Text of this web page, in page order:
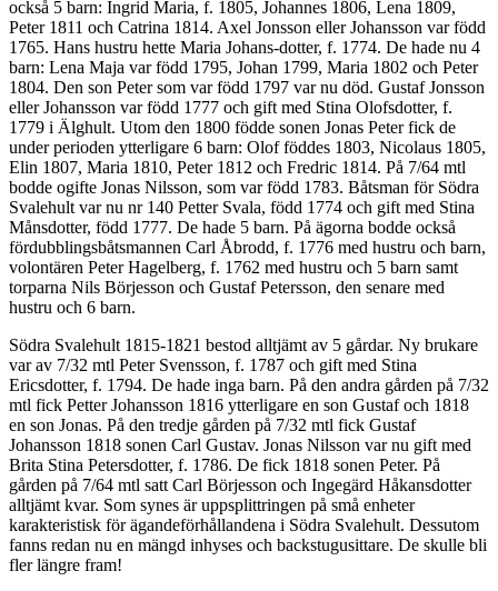
också 5 barn: Ingrid Maria, f. 1805, Johannes 1806, Lena 1809,
Peter 1811 och Catrina 1814. Axel Jonsson eller Johansson var född
1765. Hans hustru hette Maria Johans-dotter, f. 1774. De hade nu 4
barn: Lena Maja var född 1795, Johan 1799, Maria 1802 och Peter
1804. Den son Peter som var född 1797 var nu död. Gustaf Jonsson
eller Johansson var född 1777 och gift med Stina Olofsdotter, f.
1779 i Älghult. Utom den 1800 födde sonen Jonas Peter fick de
under perioden ytterligare 6 barn: Olof föddes 1803, Nicolaus 1805,
Elin 1807, Maria 1810, Peter 1812 och Fredric 1814. På 7/64 mtl
bodde ogifte Jonas Nilsson, som var född 1783. Båtsman för Södra
Svalehult var nu nr 140 Petter Svala, född 1774 och gift med Stina
Månsdotter, född 1777. De hade 5 barn. På ägorna bodde också
fördubblingsbåtsmannen Carl Åbrodd, f. 1776 med hustru och barn,
volontären Peter Hagelberg, f. 1762 med hustru och 5 barn samt
torparna Nils Börjesson och Gustaf Petersson, den senare med
hustru och 6 barn.
Södra Svalehult 1815-1821 bestod alltjämt av 5 gårdar. Ny brukare
var av 7/32 mtl Peter Svensson, f. 1787 och gift med Stina
Ericsdotter, f. 1794. De hade inga barn. På den andra gården på 7/32
mtl fick Petter Johansson 1816 ytterligare en son Gustaf och 1818
en son Jonas. På den tredje gården på 7/32 mtl fick Gustaf
Johansson 1818 sonen Carl Gustav. Jonas Nilsson var nu gift med
Brita Stina Petersdotter, f. 1786. De fick 1818 sonen Peter. På
gården på 7/64 mtl satt Carl Börjesson och Ingegärd Håkansdotter
alltjämt kvar. Som synes är uppsplittringen på små enheter
karakteristisk för ägandeförhållandena i Södra Svalehult. Dessutom
fanns redan nu en mängd inhyses och backstugusittare. De skulle bli
fler längre fram!